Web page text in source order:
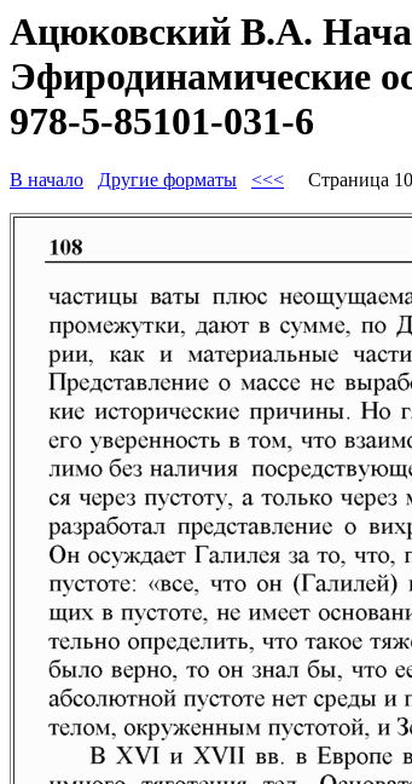
Ацюковский В.А.
Эфиродинамические
978-5-85101-031-6
В начало Другие форматы <<< Страница